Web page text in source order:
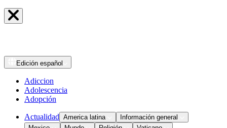
Edición español
Adiccion
Adolescencia
Adopción
Actualidad America latina
Información general